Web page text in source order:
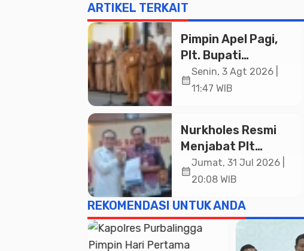
ARTIKEL TERKAIT
Pimpin Apel Pagi,
Plt. Bupati
Pemalang
Tekankan Disiplin
Publik
calendar_month
Senin, 3 Agt 2026 |
11:47 WIB
Nurkholes Resmi
Menjabat Plt
Bupati Pemalang
calendar_month
Jumat, 31 Jul 2026 |
20:08 WIB
REKOMENDASI UNTUK ANDA